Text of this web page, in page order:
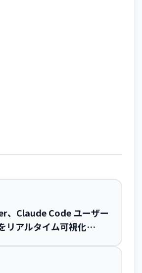
、Claude Code ユーザー
リアルタイム可視化——